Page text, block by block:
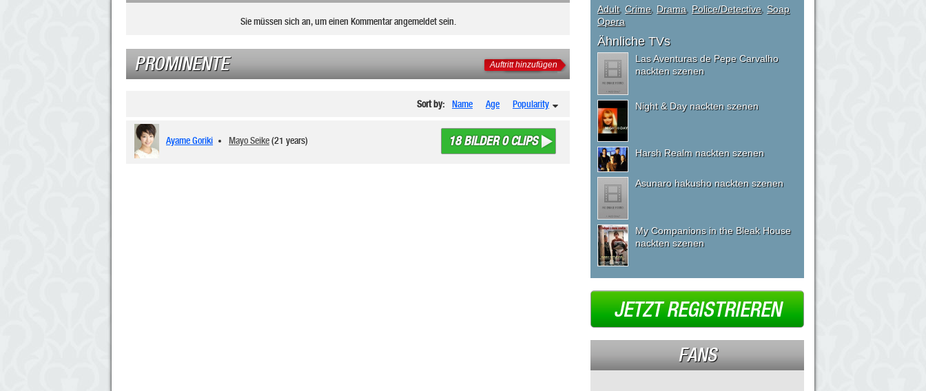
Sie müssen sich an, um einen Kommentar angemeldet sein.
PROMINENTE Auftritt hinzufügen
Sort by: Name Age Popularity
Ayame Goriki Mayo Seike(21 years) 18 BILDER 0 CLIPS
Adult, Crime, Drama Police/Detective, Soap
Opera
Ähnliche TVs
Las Aventuras de Pepe Carvalho
nackten szenen
Night & Day nackten szenen
Harsh Realm nackten szenen
Asunaro hakusho nackten szenen
My Companions in the Bleak House
nackten szenen
JETZT REGISTRIEREN
FANS